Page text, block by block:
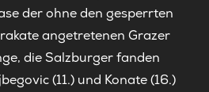
der ohne den gesperrten
angetretenen Grazer
die Salzburger fanden
(11.) und Konate (16.)